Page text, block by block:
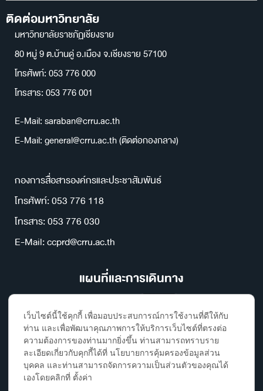
ติดต่อมหาวิทยาลัย
มหาวิทยาลัยราชภัฏเชียงราย
80 หมู่ 9 ต.บ้านดู่ อ.เมือง จ.เชียงราย 57100
โทรศัพท์: 053 776 000
โทรสาร: 053 776 001
E-Mail: saraban@crru.ac.th
E-Mail: general@crru.ac.th (ติดต่อกองกลาง)
กองการสื่อสารองค์กรและประชาสัมพันธ์
โทรศัพท์: 053 776 118
โทรสาร: 053 776 030
E-Mail: ccprd@crru.ac.th
แผนที่และการเดินทาง
เว็บไซต์นี้ใช้คุกกี้ เพื่อมอบประสบการณ์การใช้งานที่ดีให้กับ
ท่าน และเพื่อพัฒนาคุณภาพการให้บริการเว็บไซต์ที่ตรงต่อ
ความต้องการของท่านมากยิ่งขึ้น ท่านสามารถทราบราย
ละเอียดเกี่ยวกับคุกกี้ได้ที่ นโยบายการคุ้มครองข้อมูลส่วน
บุคคล และท่านสามารถจัดการความเป็นส่วนตัวของคุณได้
เองโดยคลิกที่ ตั้งค่า